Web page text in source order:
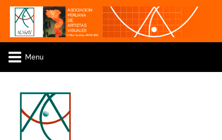
Menu